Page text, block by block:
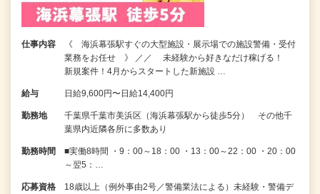
仕事内容
《 海浜幕張駅すぐの大型施設・展示場での施設警備・受付
業務をお任せ 》 ／／ 未経験から好きなだけ稼げる！
新規案件！4月からスタートした新施設 …
給与 日給9,600円〜日給14,400円
勤務地
千葉県千葉市美浜区（海浜幕張駅から徒歩5分） その他千
葉県内近隣各所に多数あり
勤務時間
■実働8時間 ・9：00～18：00 ・13：00～22：00 ・20：00
～翌5：…
応募資格
18歳以上（例外事由2号／警備業法による）未経験・警備デ